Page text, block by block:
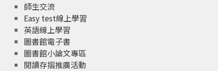
師生交流
Easy test線上學習
英語線上學習
圖書館電子書
圖書館小論文專區
閱讀存摺推廣活動